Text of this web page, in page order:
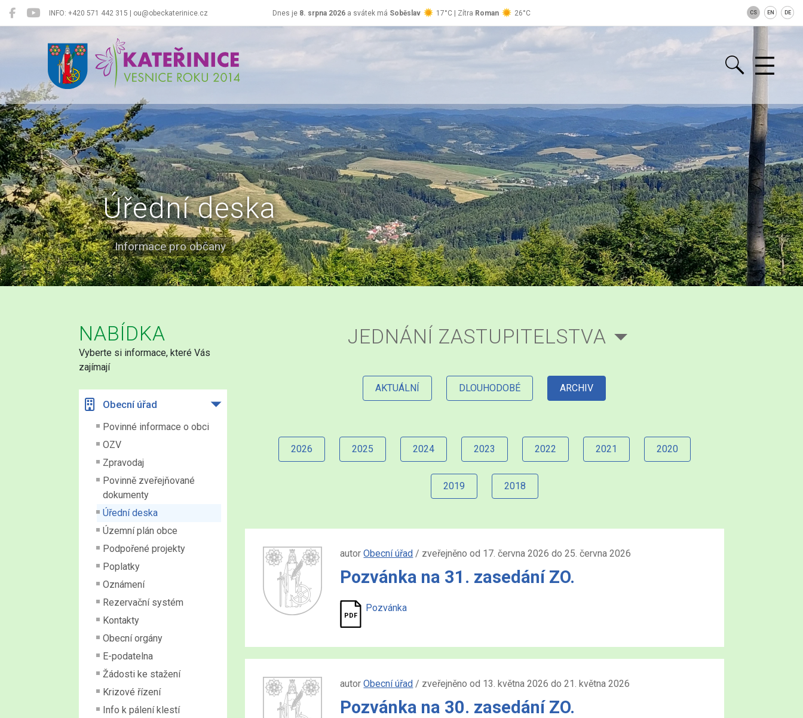
INFO: +420 571 442 315 | ou@obeckaterinice.cz Dnes je 8. srpna 2026 a svátek má Soběslav 17°C | Zítra Roman 26°C CS EN DE
Kateřinice
Úřední deska
Informace pro občany
NABÍDKA
Vyberte si informace, které Vás
zajímají
Obecní úřad
Povinné informace o obci
OZV
Zpravodaj
Povinně zveřejňované
dokumenty
Úřední deska
Územní plán obce
Podpořené projekty
Poplatky
Oznámení
Rezervační systém
Kontakty
Obecní orgány
E-podatelna
Žádosti ke stažení
Krizové řízení
Info k pálení klestí
JEDNÁNÍ ZASTUPITELSTVA
AKTUÁLNÍ DLOUHODOBÉ ARCHIV
2026 2025 2024 2023 2022 2021 2020
2019 2018
autorObecní úřad / zveřejněno od 17. června 2026 do 25. června 2026
Pozvánka na 31. zasedání ZO.
Pozvánka
autorObecní úřad / zveřejněno od 13. května 2026 do 21. května 2026
Pozvánka na 30. zasedání ZO.